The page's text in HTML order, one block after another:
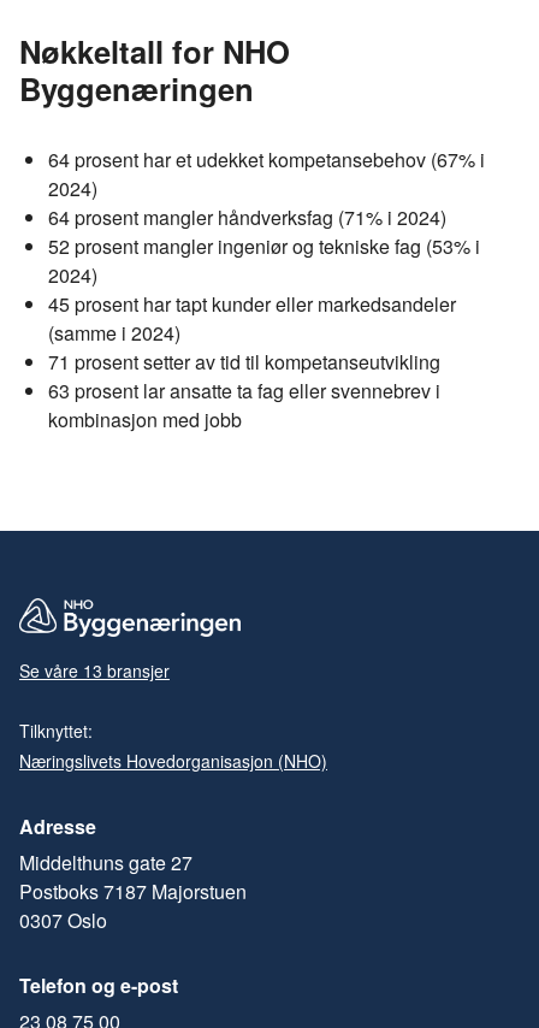
Nøkkeltall for NHO
Byggenæringen
64 prosent har et udekket kompetansebehov (67% i
2024)
64 prosent mangler håndverksfag (71% i 2024)
52 prosent mangler ingeniør og tekniske fag (53% i
2024)
45 prosent har tapt kunder eller markedsandeler
(samme i 2024)
71 prosent setter av tid til kompetanseutvikling
63 prosent lar ansatte ta fag eller svennebrev i
kombinasjon med jobb
Se våre 13 bransjer
Tilknyttet:
Næringslivets Hovedorganisasjon (NHO)
Adresse
Middelthuns gate 27
Postboks 7187 Majorstuen
0307 Oslo
Telefon og e-post
23 08 75 00